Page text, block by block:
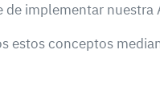
implementar
estos conceptos